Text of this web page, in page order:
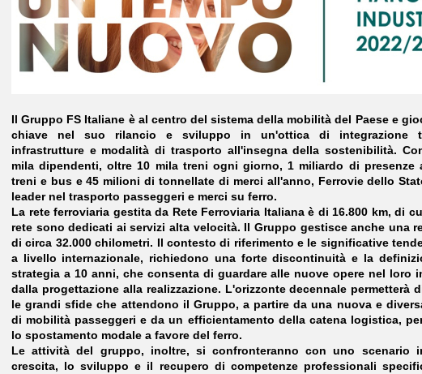
Il Gruppo FS Italiane è al centro del sistema della mobilità del Paese e
chiave nel suo rilancio e sviluppo in un'ottica di integrazione
infrastrutture e modalità di trasporto all'insegna della sostenibilità.
mila dipendenti, oltre 10 mila treni ogni giorno, 1 miliardo di presenze
treni e bus e 45 milioni di tonnellate di merci all'anno, Ferrovie dello
leader nel trasporto passeggeri e merci su ferro.
La rete ferroviaria gestita da Rete Ferroviaria Italiana è di 16.800 km, di
rete sono dedicati ai servizi alta velocità. Il Gruppo gestisce anche una
di circa 32.000 chilometri. Il contesto di riferimento e le significative
a livello internazionale, richiedono una forte discontinuità e la
strategia a 10 anni, che consenta di guardare alle nuove opere nel loro
dalla progettazione alla realizzazione. L'orizzonte decennale permetterà
le grandi sfide che attendono il Gruppo, a partire da una nuova e
di mobilità passeggeri e da un efficientamento della catena logistica,
lo spostamento modale a favore del ferro.
Le attività del gruppo, inoltre, si confronteranno con uno scenario
crescita, lo sviluppo e il recupero di competenze professionali